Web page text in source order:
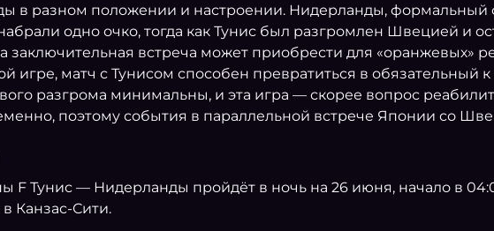
в разном положении и настроении. Нидерланды, формальный
одно очко, тогда как Тунис был разгромлен Швецией и
заключительная встреча может приобрести для «оранжевых»
игре, матч с Тунисом способен превратиться в обязательный
разгрома минимальны, и эта игра — скорее вопрос
поэтому события в параллельной встрече Японии со
F Тунис — Нидерланды пройдёт в ночь на 26 июня, начало в
Канзас-Сити.